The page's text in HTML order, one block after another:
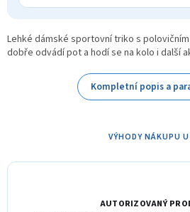
Lehké dámské sportovní triko s
dobře odvádí pot a hodí se na kolo i další
Kompletní popis a
VÝHODY NÁKUPU
AUTORIZOVANÝ